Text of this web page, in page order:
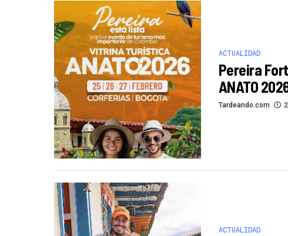
ACTUALIDAD
Pereira
ANATO
Tardeando.com
ACTUALIDAD